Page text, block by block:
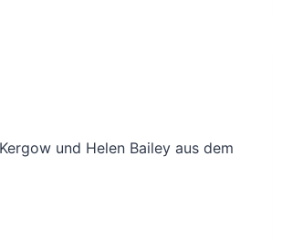
und Helen Bailey aus dem